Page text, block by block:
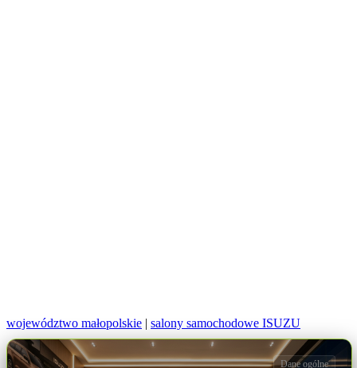
województwo małopolskie | salony samochodowe ISUZU
Dane ogólne